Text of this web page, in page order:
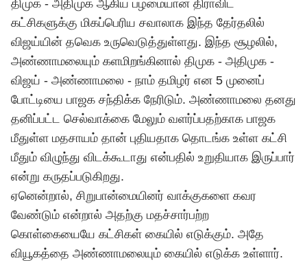
திமுக - அதிமுக ஆகிய பழமையான திராவிட
கட்சிகளுக்கு மிகப்பெரிய சவாலாக இந்த தேர்தலில்
விஜய்யின் தவெக உருவெடுத்துள்ளது. இந்த சூழலில்,
அண்ணாமலையும் களமிறங்கினால் திமுக - அதிமுக -
விஜய் - அண்ணாமலை - நாம் தமிழர் என 5 முனைப்
போட்டியை பாஜக சந்திக்க நேரிடும். அண்ணாமலை தனது
தனிப்பட்ட செல்வாக்கை மேலும் வளர்ப்பதற்காக பாஜக
மீதுள்ள மதசாயம் தான் புதியதாக தொடங்க உள்ள கட்சி
மீதும் விழுந்து விடக்கூடாது என்பதில் உறுதியாக இருப்பார்
என்று கருதப்படுகிறது.
ஏனென்றால், சிறுபான்மையினர் வாக்குகளை கவர
வேண்டும் என்றால் அதற்கு மதச்சார்பற்ற
கொள்கையையே கட்சிகள் கையில் எடுக்கும். அதே
வியூகத்தை அண்ணாமலையும் கையில் எடுக்க உள்ளார்.